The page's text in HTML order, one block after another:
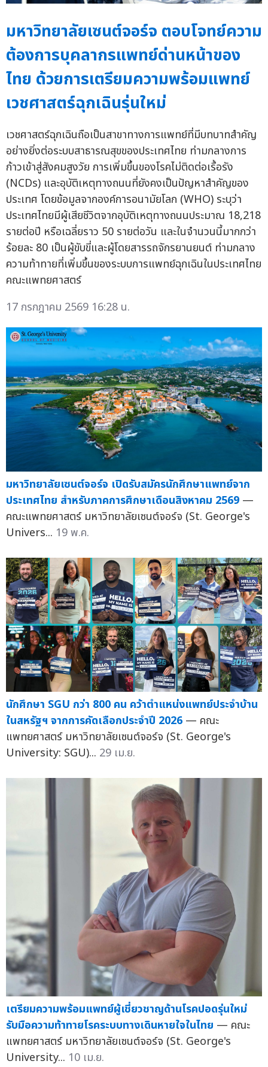
มหาวิทยาลัยเซนต์จอร์จ ตอบโจทย์ความ
ต้องการบุคลากรแพทย์ด่านหน้าของ
ไทย ด้วยการเตรียมความพร้อมแพทย์
เวชศาสตร์ฉุกเฉินรุ่นใหม่
เวชศาสตร์ฉุกเฉินถือเป็นสาขาทางการแพทย์ที่มีบทบาทสำคัญ
อย่างยิ่งต่อระบบสาธารณสุขของประเทศไทย ท่ามกลางการ
ก้าวเข้าสู่สังคมสูงวัย การเพิ่มขึ้นของโรคไม่ติดต่อเรื้อรัง
(NCDs) และอุบัติเหตุทางถนนที่ยังคงเป็นปัญหาสำคัญของ
ประเทศ โดยข้อมูลจากองค์การอนามัยโลก (WHO) ระบุว่า
ประเทศไทยมีผู้เสียชีวิตจากอุบัติเหตุทางถนนประมาณ 18,218
รายต่อปี หรือเฉลี่ยราว 50 รายต่อวัน และในจำนวนนี้มากกว่า
ร้อยละ 80 เป็นผู้ขับขี่และผู้โดยสารรถจักรยานยนต์ ท่ามกลาง
ความท้าทายที่เพิ่มขึ้นของระบบการแพทย์ฉุกเฉินในประเทศไทย
คณะแพทยศาสตร์
17 กรกฎาคม 2569 16:28 น.
มหาวิทยาลัยเซนต์จอร์จ เปิดรับสมัครนักศึกษาแพทย์จาก
ประเทศไทย สำหรับภาคการศึกษาเดือนสิงหาคม 2569 —
คณะแพทยศาสตร์ มหาวิทยาลัยเซนต์จอร์จ (St. George's
Univers... 19 พ.ค.
นักศึกษา SGU กว่า 800 คน คว้าตำแหน่งแพทย์ประจำบ้าน
ในสหรัฐฯ จากการคัดเลือกประจำปี 2026 — คณะ
แพทยศาสตร์ มหาวิทยาลัยเซนต์จอร์จ (St. George's
University: SGU)... 29 เม.ย.
เตรียมความพร้อมแพทย์ผู้เชี่ยวชาญด้านโรคปอดรุ่นใหม่
รับมือความท้าทายโรคระบบทางเดินหายใจในไทย — คณะ
แพทยศาสตร์ มหาวิทยาลัยเซนต์จอร์จ (St. George's
University... 10 เม.ย.